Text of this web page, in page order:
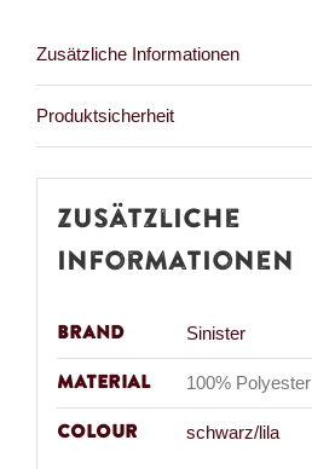
Zusätzliche Informationen
Produktsicherheit
Zusätzliche
Informationen
Brand Sinister
Material 100% Polyester
Colour schwarz/lila